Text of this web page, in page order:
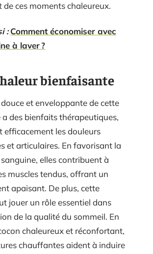
de ces moments chaleureux.
: Comment économiser avec
à laver ?
bienfaisante
et enveloppante de cette
des bienfaits thérapeutiques,
efficacement les douleurs
et articulaires. En favorisant la
elles contribuent à
muscles tendus, offrant un
apaisant. De plus, cette
jouer un rôle essentiel dans
de la qualité du sommeil. En
chaleureux et réconfortant,
chauffantes aident à induire